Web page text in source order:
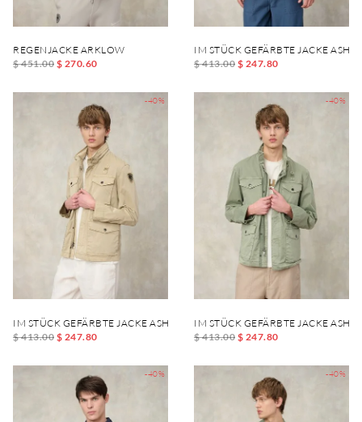
REGENJACKE ARKLOW
$ 451.00 $ 270.60
IM STÜCK GEFÄRBTE JACKE
$ 413.00 $ 247.80
-40%
IM STÜCK GEFÄRBTE JACKE ASHMONT DYED
$ 413.00 $ 247.80
-40%
IM STÜCK GEFÄRBTE JACKE
$ 413.00 $ 247.80
-40% -40%